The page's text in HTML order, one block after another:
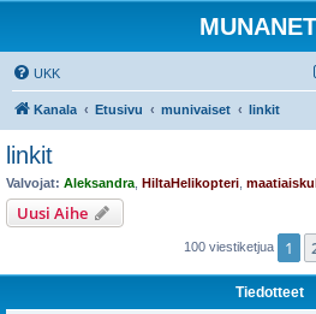
UKK
Kanala Etusivu munivaiset linkit
linkit
Valvojat: Aleksandra HiltaHelikopteri
Uusi Aihe
100 viestiketjua 1
Tiedotteet